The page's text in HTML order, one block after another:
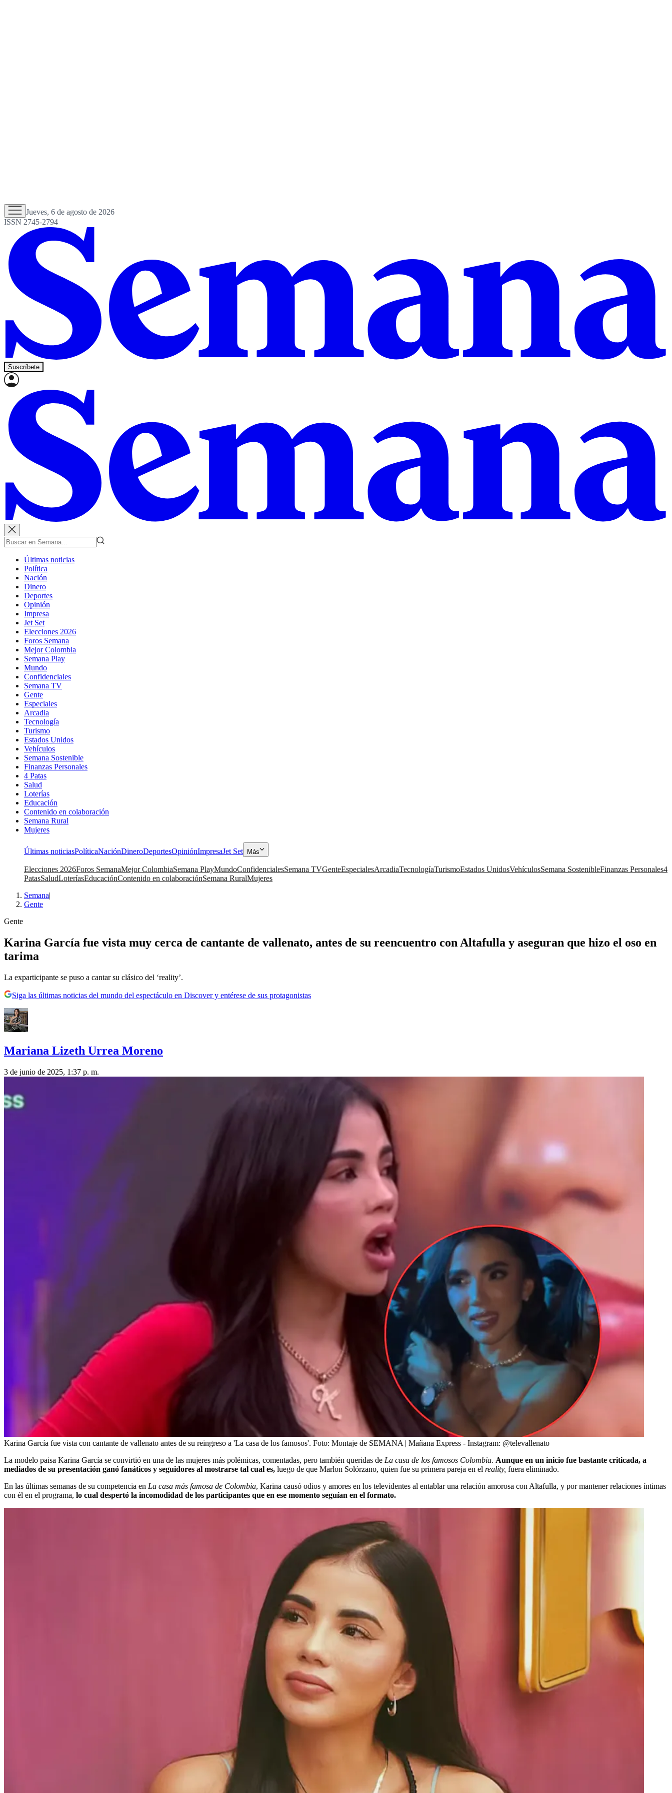
Jueves, 6 de agosto de 2026
ISSN 2745-2794
Suscríbete
Últimas noticias
Política
Nación
Dinero
Deportes
Opinión
Impresa
Jet Set
Elecciones 2026
Foros Semana
Mejor Colombia
Semana Play
Mundo
Confidenciales
Semana TV
Gente
Especiales
Arcadia
Tecnología
Turismo
Estados Unidos
Vehículos
Semana Sostenible
Finanzas Personales
4 Patas
Salud
Loterías
Educación
Contenido en colaboración
Semana Rural
Mujeres
Últimas noticiasPolíticaNaciónDineroDeportesOpiniónImpresaJet Set Más
Elecciones 2026Foros SemanaMejor ColombiaSemana PlayMundoConfidencialesSemana TVGenteEspecialesArcadiaTecnologíaTurismoEstados UnidosVehículosSemana SostenibleFinanzas Personales4
PatasSaludLoteríasEducaciónContenido en colaboraciónSemana RuralMujeres
Semana|
Gente
Gente
Karina García fue vista muy cerca de cantante de vallenato, antes de su reencuentro con Altafulla y aseguran que hizo el oso en
tarima
La exparticipante se puso a cantar su clásico del ‘reality’.
Siga las últimas noticias del mundo del espectáculo en Discover y entérese de sus protagonistas
Mariana Lizeth Urrea Moreno
3 de junio de 2025, 1:37 p. m.
Karina García fue vista con cantante de vallenato antes de su reingreso a 'La casa de los famosos'. Foto: Montaje de SEMANA | Mañana Express - Instagram: @televallenato
La modelo paisa Karina García se convirtió en una de las mujeres más polémicas, comentadas, pero también queridas de La casa de los famosos Colombia. Aunque en un inicio fue bastante criticada, a
mediados de su presentación ganó fanáticos y seguidores al mostrarse tal cual es, luego de que Marlon Solórzano, quien fue su primera pareja en el reality, fuera eliminado.
En las últimas semanas de su competencia en La casa más famosa de Colombia, Karina causó odios y amores en los televidentes al entablar una relación amorosa con Altafulla, y por mantener relaciones íntimas
con él en el programa, lo cual despertó la incomodidad de los participantes que en ese momento seguían en el formato.